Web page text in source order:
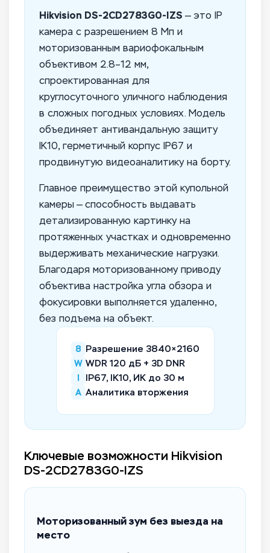
Hikvision DS-2CD2783G0-IZS — это IP
камера с разрешением 8 Мп и
моторизованным вариофокальным
объективом 2.8–12 мм,
спроектированная для
круглосуточного уличного наблюдения
в сложных погодных условиях. Модель
объединяет антивандальную защиту
IK10, герметичный корпус IP67 и
продвинутую видеоаналитику на борту.
Главное преимущество этой купольной
камеры — способность выдавать
детализированную картинку на
протяженных участках и одновременно
выдерживать механические нагрузки.
Благодаря моторизованному приводу
объектива настройка угла обзора и
фокусировки выполняется удаленно,
без подъема на объект.
8 Разрешение 3840×2160
W WDR 120 дБ + 3D DNR
I
IP67, IK10, ИК до 30 м
A Аналитика вторжения
Ключевые возможности Hikvision
DS-2CD2783G0-IZS
Моторизованный зум без выезда на
место